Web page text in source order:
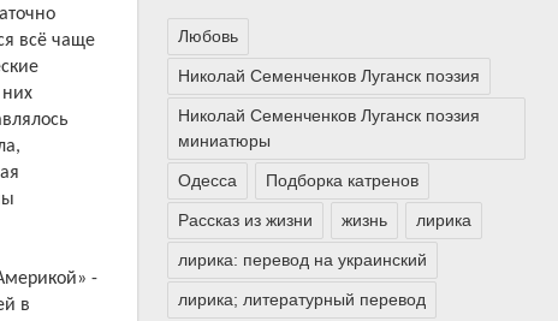
всё чаще
-
в
Любовь
Николай Семенченков Луганск поэзия
Николай Семенченков Луганск поэзия
миниатюры
Одесса Подборка катренов
Рассказ из жизни жизнь лирика
лирика: перевод на украинский
лирика; литературный перевод